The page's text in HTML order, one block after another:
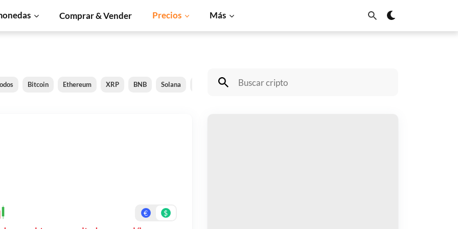
Comprar & Vender Precios Más
Bitcoin Ethereum XRP BNB Solana Dogecoin Cardano Chainlink
€ $